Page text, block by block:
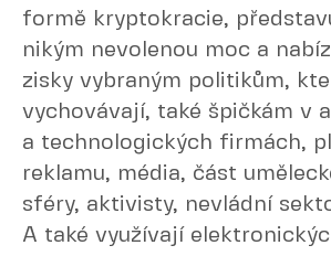
formě kryptokracie,
nikým nevolenou moc a
zisky vybraným politikům,
vychovávají, také špičkám v
a technologických firmách,
reklamu, média, část
sféry, aktivisty, nevládní
A také využívají